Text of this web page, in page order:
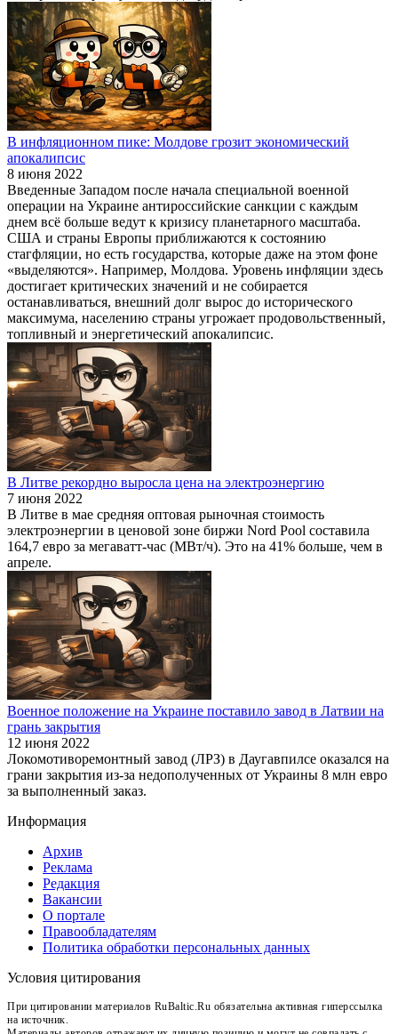
В инфляционном пике: Молдове грозит экономический
апокалипсис
8 июня 2022
Введенные Западом после начала специальной военной
операции на Украине антироссийские санкции с каждым
днем всë больше ведут к кризису планетарного масштаба.
США и страны Европы приближаются к состоянию
стагфляции, но есть государства, которые даже на этом фоне
«выделяются». Например, Молдова. Уровень инфляции здесь
достигает критических значений и не собирается
останавливаться, внешний долг вырос до исторического
максимума, населению страны угрожает продовольственный,
топливный и энергетический апокалипсис.
В Литве рекордно выросла цена на электроэнергию
7 июня 2022
В Литве в мае средняя оптовая рыночная стоимость
электроэнергии в ценовой зоне биржи Nord Pool составила
164,7 евро за мегаватт-час (МВт/ч). Это на 41% больше, чем в
апреле.
Военное положение на Украине поставило завод в Латвии на
грань закрытия
12 июня 2022
Локомотиворемонтный завод (ЛРЗ) в Даугавпилсе оказался на
грани закрытия из-за недополученных от Украины 8 млн евро
за выполненный заказ.
Информация
Архив
Реклама
Редакция
Вакансии
О портале
Правообладателям
Политика обработки персональных данных
Условия цитирования
При цитировании материалов RuBaltic.Ru обязательна активная гиперссылка
на источник.